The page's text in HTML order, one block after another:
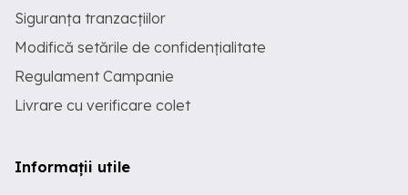
Siguranța tranzacțiilor
Modifică setările de confidențialitate
Regulament Campanie
Livrare cu verificare colet
Informații utile